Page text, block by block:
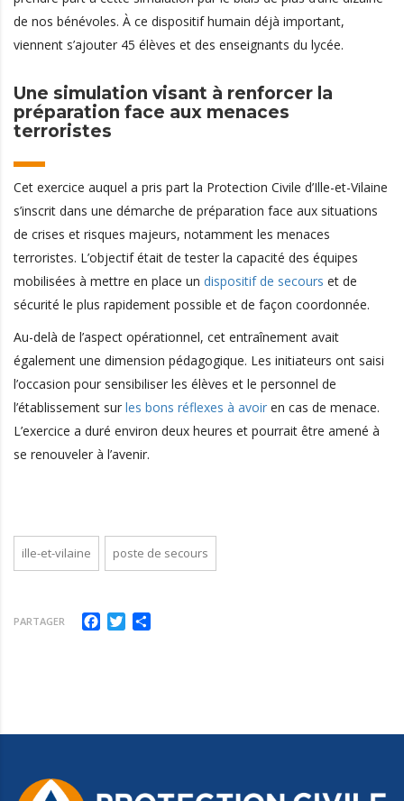
de nos bénévoles. À ce dispositif humain déjà important,
viennent s’ajouter 45 élèves et des enseignants du lycée.
Une simulation visant à renforcer la
préparation face aux menaces
terroristes
Cet exercice auquel a pris part la Protection Civile d’Ille-et-Vilaine
s’inscrit dans une démarche de préparation face aux situations
de crises et risques majeurs, notamment les menaces
terroristes. L’objectif était de tester la capacité des équipes
mobilisées à mettre en place un dispositif de secours et de
sécurité le plus rapidement possible et de façon coordonnée.
Au-delà de l’aspect opérationnel, cet entraînement avait
également une dimension pédagogique. Les initiateurs ont saisi
l’occasion pour sensibiliser les élèves et le personnel de
l’établissement sur les bons réflexes à avoir en cas de menace.
L’exercice a duré environ deux heures et pourrait être amené à
se renouveler à l’avenir.
ille-et-vilaine poste de secours
PARTAGER Facebook
Twitter